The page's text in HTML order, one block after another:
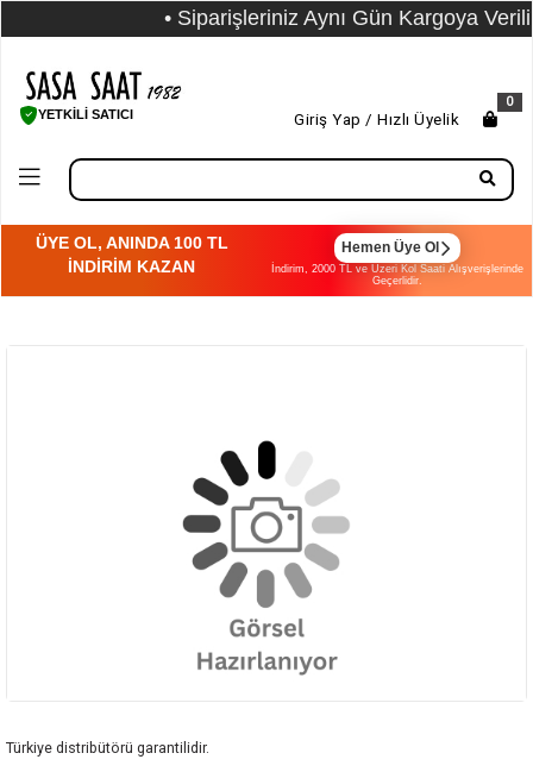
• Siparişleriniz Aynı Gün Kargoya Verilir
YETKİLİ SATICI Giriş Yap / Hızlı Üyelik
0
ÜYE OL, ANINDA 100 TL
İNDİRİM KAZAN
İndirim, 2000 TL ve Üzeri Kol Saati Alışverişlerinde
Geçerlidir.
Hemen Üye Ol
Türkiye distribütörü garantilidir.